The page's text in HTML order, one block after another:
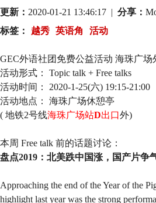
更新： 2020-01-21 13:46:17 | 分享：
标签：
越秀 英语角 活动
GEC外语社团免费公益活动 海珠广场
活动形式： Topic talk + Free talks
活动时间： 2020-1-25(六) 19:15-21:00
活动地点： 海珠广场休憩亭
( 地铁2号线海珠广场站D出口外)
本周 Free talk 前的话题讨论：
盘点2019：北美跌中国涨，国产片争
Approaching the end of the Year of the
highlight last year was the strong